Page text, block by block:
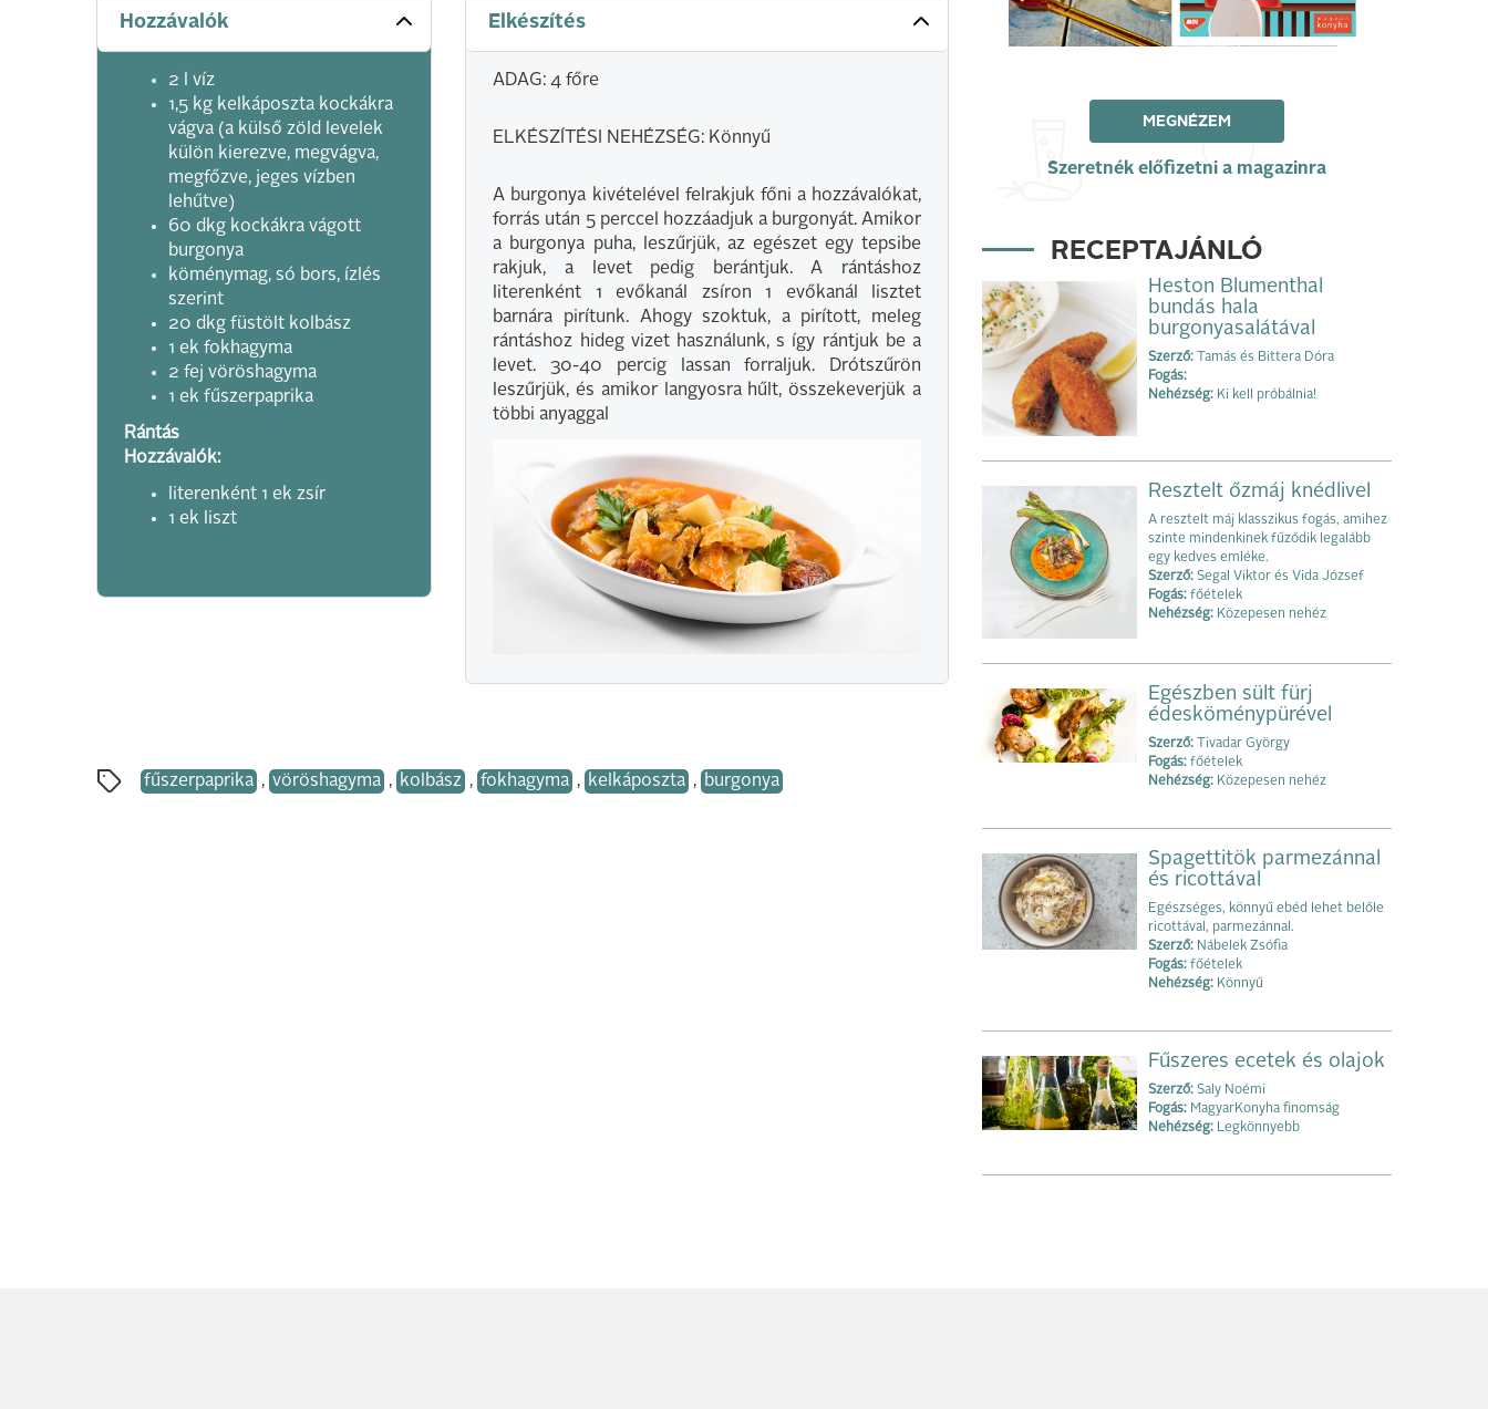
Hozzávalók
2 l víz
1,5 kg kelkáposzta kockákra
vágva (a külső zöld levelek
külön kierezve, megvágva,
megfőzve, jeges vízben
lehűtve)
60 dkg kockákra vágott
burgonya
köménymag, só bors, ízlés
szerint
20 dkg füstölt kolbász
1 ek fokhagyma
2 fej vöröshagyma
1 ek fűszerpaprika
Rántás
Hozzávalók:
literenként 1 ek zsír
1 ek liszt
Elkészítés
ADAG: 4 főre
ELKÉSZÍTÉSI NEHÉZSÉG: Könnyű
A burgonya kivételével felrakjuk főni a hozzávalókat,
forrás után 5 perccel hozzáadjuk a burgonyát. Amikor
a burgonya puha, leszűrjük, az egészet egy tepsibe
rakjuk, a levet pedig berántjuk. A rántáshoz
literenként 1 evőkanál zsíron 1 evőkanál lisztet
barnára pirítunk. Ahogy szoktuk, a pirított, meleg
rántáshoz hideg vizet használunk, s így rántjuk be a
levet. 30-40 percig lassan forraljuk. Drótszűrön
leszűrjük, és amikor langyosra hűlt, összekeverjük a
többi anyaggal
fűszerpaprika , vöröshagyma , kolbász , fokhagyma , kelkáposzta , burgonya
MEGNÉZEM
Szeretnék előfizetni a magazinra
RECEPTAJÁNLÓ
Heston Blumenthal
bundás hala
burgonyasalátával
Szerző: Tamás és Bittera Dóra
Fogás:
Nehézség: Ki kell próbálnia!
Resztelt őzmáj knédlivel
A resztelt máj klasszikus fogás, amihez
szinte mindenkinek fűződik legalább
egy kedves emléke.
Szerző: Segal Viktor és Vida József
Fogás: főételek
Nehézség: Közepesen nehéz
Egészben sült fürj
édesköménypürével
Szerző: Tivadar György
Fogás: főételek
Nehézség: Közepesen nehéz
Spagettitök parmezánnal
és ricottával
Egészséges, könnyű ebéd lehet belőle
ricottával, parmezánnal.
Szerző: Nábelek Zsófia
Fogás: főételek
Nehézség: Könnyű
Fűszeres ecetek és olajok
Szerző: Saly Noémi
Fogás: MagyarKonyha finomság
Nehézség: Legkönnyebb